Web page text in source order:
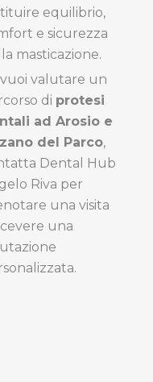
equilibrio,
e sicurezza
masticazione.
valutare un
di protesi
ad Arosio e
del Parco,
Dental Hub
Riva per
una visita
una